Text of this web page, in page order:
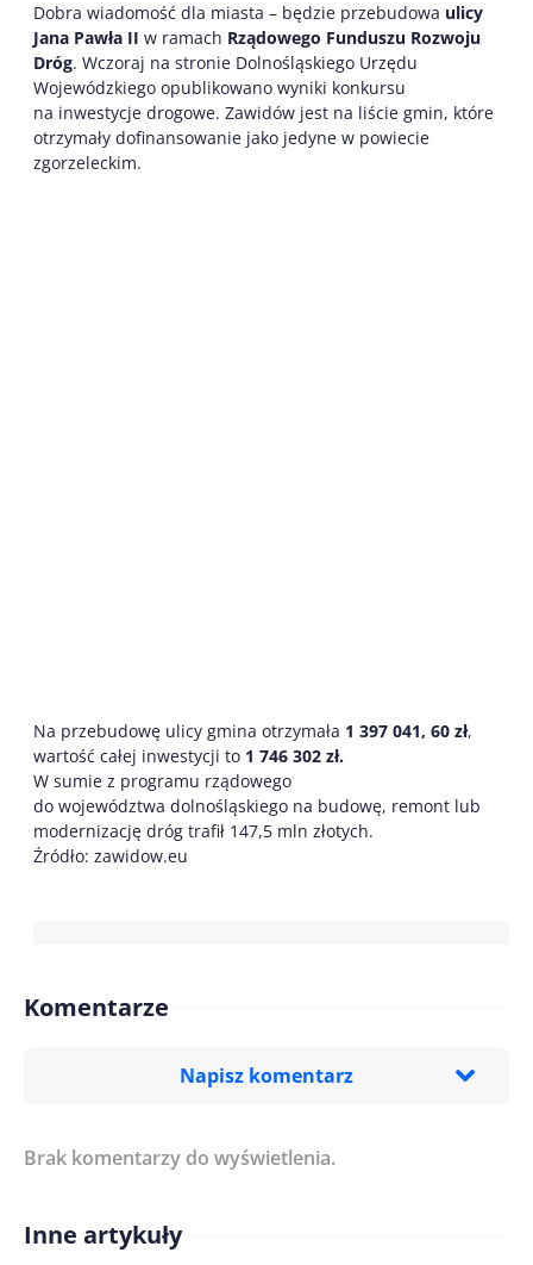
Dobra wiadomość dla miasta – będzie przebudowa ulicy
Jana Pawła II w ramach Rządowego Funduszu Rozwoju
Dróg. Wczoraj na stronie Dolnośląskiego Urzędu
Wojewódzkiego opublikowano wyniki konkursu
na inwestycje drogowe. Zawidów jest na liście gmin, które
otrzymały dofinansowanie jako jedyne w powiecie
zgorzeleckim.
Na przebudowę ulicy gmina otrzymała 1 397 041, 60 zł,
wartość całej inwestycji to 1 746 302 zł.
W sumie z programu rządowego
do województwa dolnośląskiego na budowę, remont lub
modernizację dróg trafił 147,5 mln złotych.
Źródło: zawidow.eu
Komentarze
Napisz komentarz
Treść komentarza*
Imię/ Nick*
Brak komentarzy do wyświetlenia.
Inne artykuły